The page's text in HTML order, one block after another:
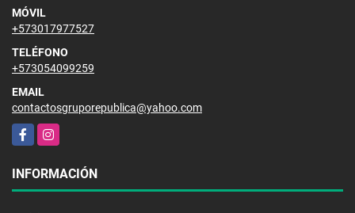
MÓVIL
+573017977527
TELÉFONO
+573054099259
EMAIL
contactosgruporepublica@yahoo.com
FacebookInstagram
INFORMACIÓN